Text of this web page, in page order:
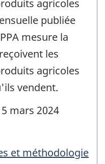
agricoles
publiée
mesure la
les
agricoles
vendent.
mars 2024
et méthodologie